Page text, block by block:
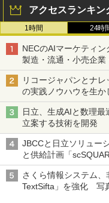
アクセスランキン
1時間 24時
NECのAIマーケティ
製造・流通・小売企
リコージャパンとナ
の実践ノウハウを生
日立、生成AIと数理
立案する技術を開発
JBCCと日立ソリュー
と供給計画「
さくら情報システム
TextSifta」を強化 写